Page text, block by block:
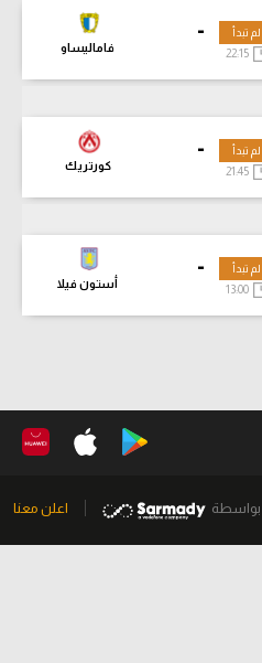
-
فاماليساو
لم تبدأ
22:15
-
كورتريك
لم تبدأ
21:45
-
أستون فيلا
لم تبدأ
13:00
بواسطة اعلن معنا